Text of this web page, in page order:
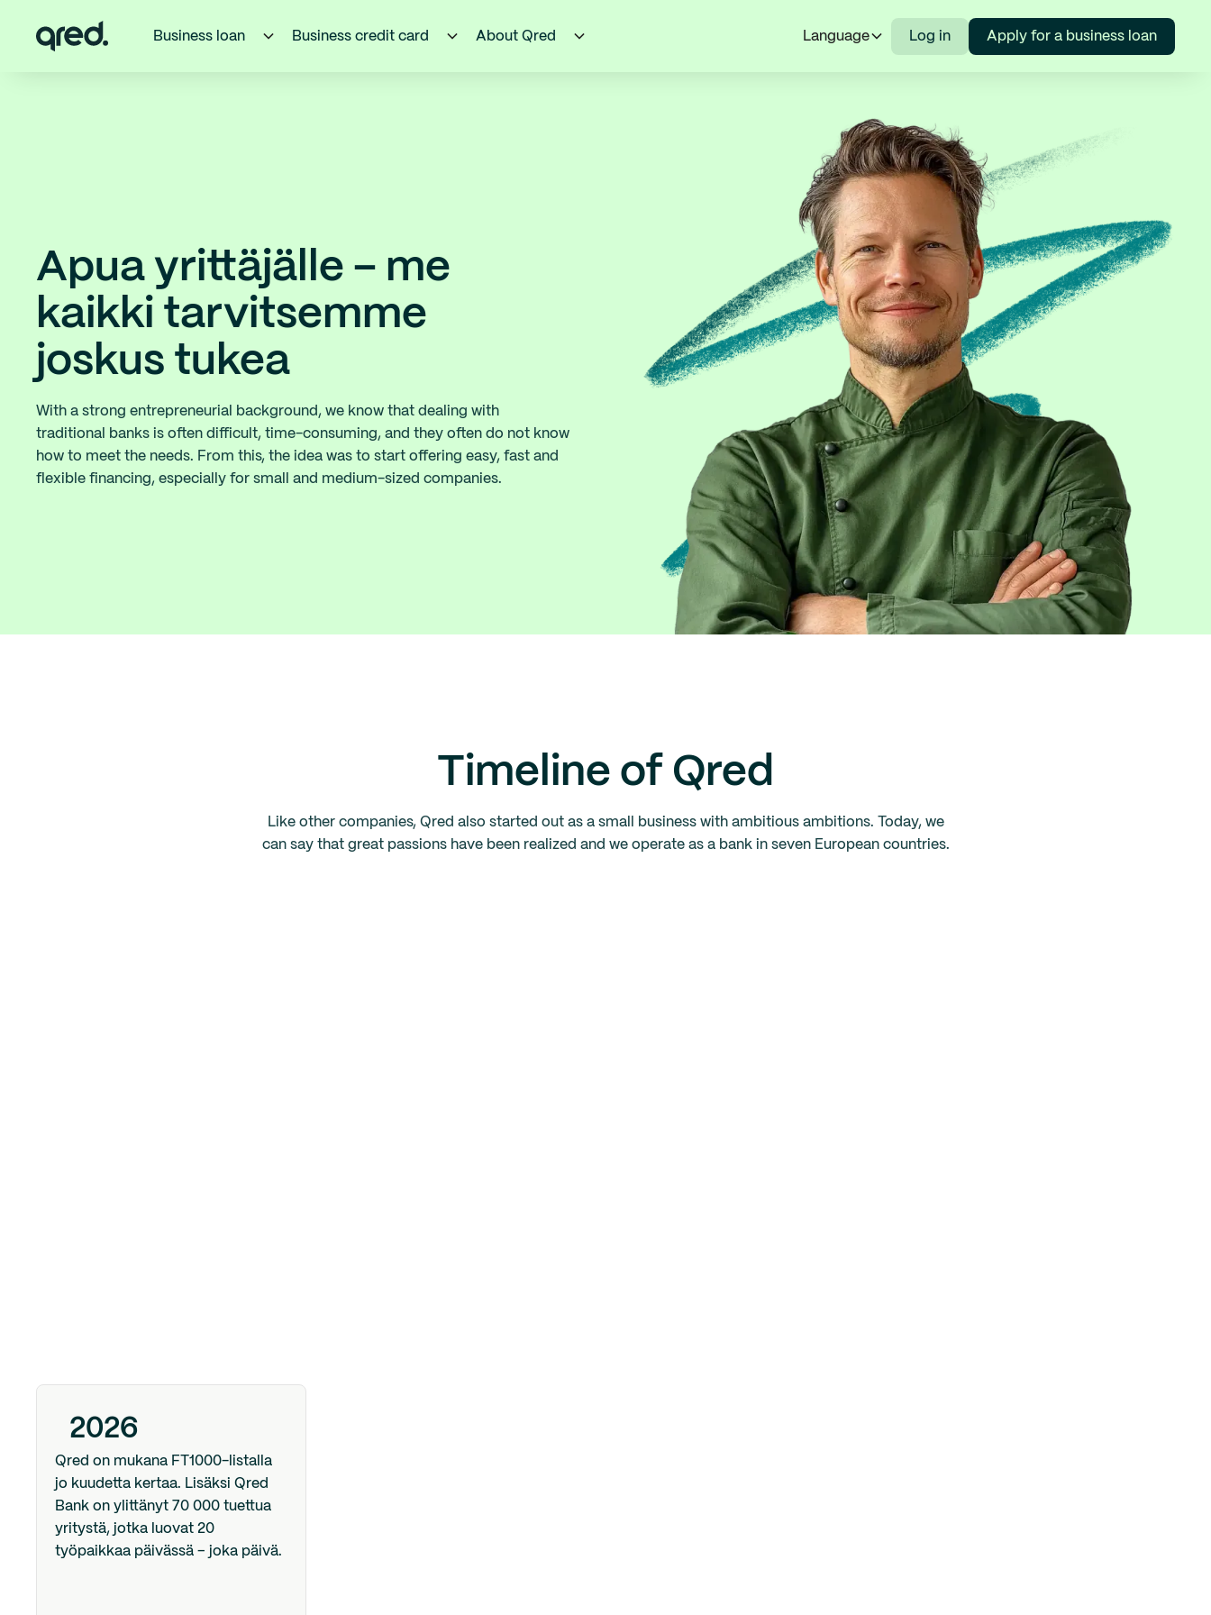
Business loan Business credit card About Qred Language Log in Apply for a business loan
Apua yrittäjälle – me
kaikki tarvitsemme
joskus tukea
With a strong entrepreneurial background, we know that dealing with
traditional banks is often difficult, time-consuming, and they often do not know
how to meet the needs. From this, the idea was to start offering easy, fast and
flexible financing, especially for small and medium-sized companies.
Timeline of Qred
Like other companies, Qred also started out as a small business with ambitious ambitions. Today, we
can say that great passions have been realized and we operate as a bank in seven European countries.
2026
Qred on mukana FT1000-listalla
jo kuudetta kertaa. Lisäksi Qred
Bank on ylittänyt 70 000 tuettua
yritystä, jotka luovat 20
työpaikkaa päivässä – joka päivä.